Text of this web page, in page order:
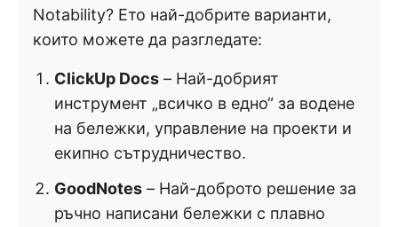
Notability? Ето най-добрите варианти,
които можете да разгледате:
ClickUp Docs – Най-добрият
инструмент „всичко в едно“ за водене
на бележки, управление на проекти и
екипно сътрудничество.
GoodNotes – Най-доброто решение за
ръчно написани бележки с плавно